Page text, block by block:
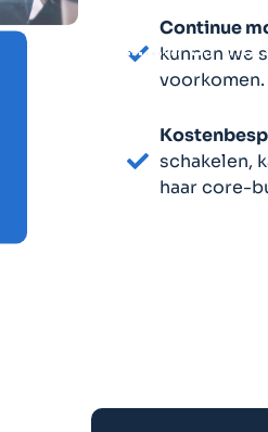
Continue
kunnen we
voorkomen.
schakelen,
haar core-